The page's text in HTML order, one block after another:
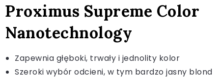
Proximus Supreme Color
Nanotechnology
Zapewnia głęboki, trwały i jednolity kolor
Szeroki wybór odcieni, w tym bardzo jasny blond